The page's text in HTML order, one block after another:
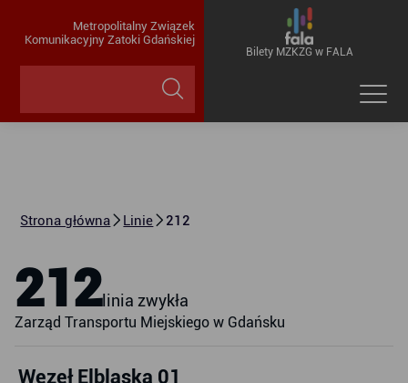
Metropolitalny Związek
Komunikacyjny Zatoki Gdańskiej
Bilety MZKZG w FALA
Strona główna Linie 212
212linia zwykła
Zarząd Transportu Miejskiego w Gdańsku
Węzeł Elbląska 01